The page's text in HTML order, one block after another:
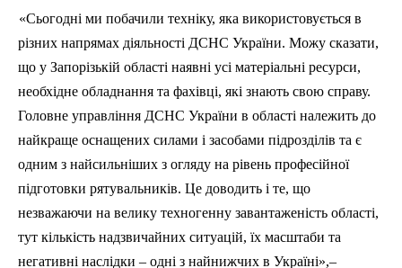
«Сьогодні ми побачили техніку, яка використовується в
різних напрямах діяльності ДСНС України. Можу сказати,
що у Запорізькій області наявні усі матеріальні ресурси,
необхідне обладнання та фахівці, які знають свою справу.
Головне управління ДСНС України в області належить до
найкраще оснащених силами і засобами підрозділів та є
одним з найсильніших з огляду на рівень професійної
підготовки рятувальників. Це доводить і те, що
незважаючи на велику техногенну завантаженість області,
тут кількість надзвичайних ситуацій, їх масштаби та
негативні наслідки – одні з найнижчих в Україні»,–